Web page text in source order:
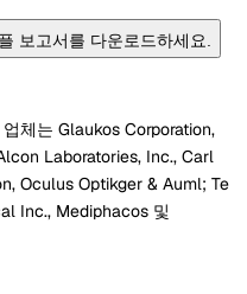
보고서를 다운로드하세요.
체는 Glaukos Corporation,
Laboratories, Inc., Carl
Oculus Optikger & Auml; Te
Inc., Mediphacos 및